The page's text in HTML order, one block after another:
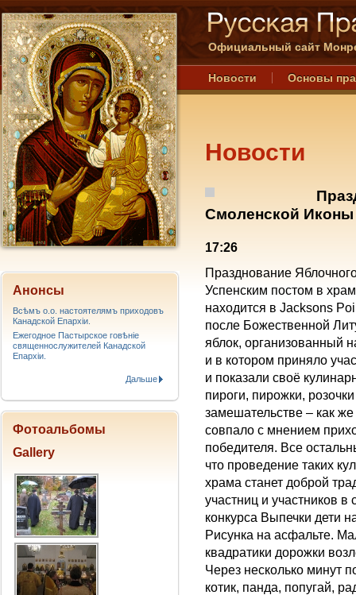
Официальный сайт
Новости Основы
Новости
Смоленской Иконы
17:26
Празднование
Успенским постом в
находится в Jacksons
после Божественной
яблок, организованный
и в котором приняло
и показали своё
пироги, пирожки,
замешательстве – как
совпало с мнением
победителя. Все
что проведение таких
храма станет доброй
участниц и участников
конкурса Выпечки дети
Рисунка на асфальте.
квадратики дорожки
Через несколько минут
котик, панда, попугай,
Анонсы
Всѣмъ о.о. настоятелямъ приходовъ
Канадской Епархiи.
Ежегодное Пастырское говѣніе
священнослужителей Канадской
Епархіи.
Дальше
Фотоальбомы
Gallery